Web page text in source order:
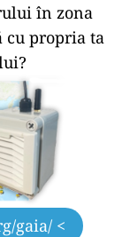
în zona
cu propria ta
gaia/ <